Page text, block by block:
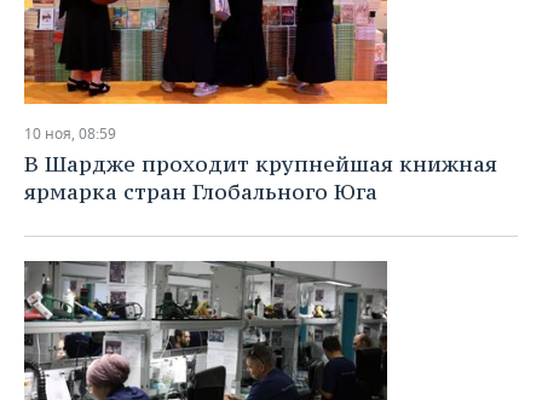
10 ноя, 08:59
В Шардже проходит крупнейшая книжная
ярмарка стран Глобального Юга